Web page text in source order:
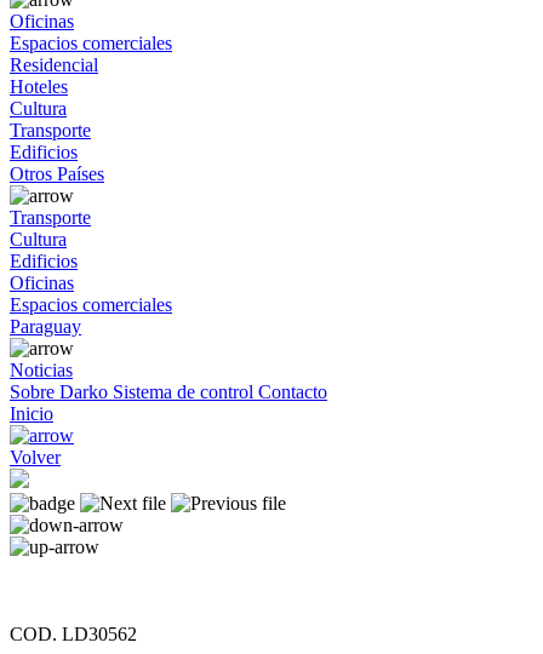
Oficinas
Espacios comerciales
Residencial
Hoteles
Cultura
Transporte
Edificios
Otros Países
Transporte
Cultura
Edificios
Oficinas
Espacios comerciales
Paraguay
Noticias
Sobre Darko Sistema de control Contacto
Inicio
Volver
COD. LD30562